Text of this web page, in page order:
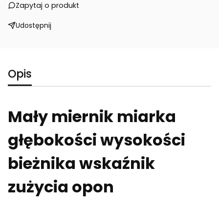
Zapytaj o produkt
Udostępnij
Opis
Mały miernik miarka
głębokości wysokości
bieżnika wskaźnik
zużycia opon